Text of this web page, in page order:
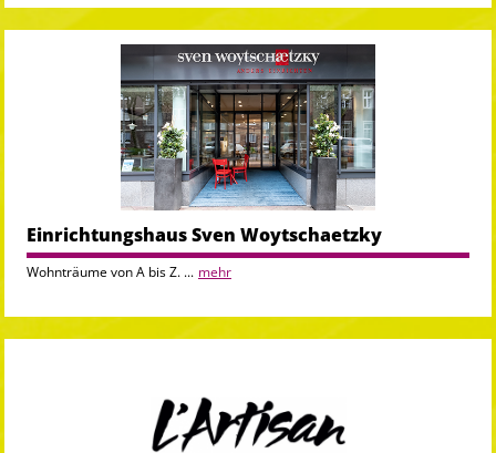
Einrichtungshaus Sven Woytschaetzky
Wohnträume von A bis Z. ... mehr